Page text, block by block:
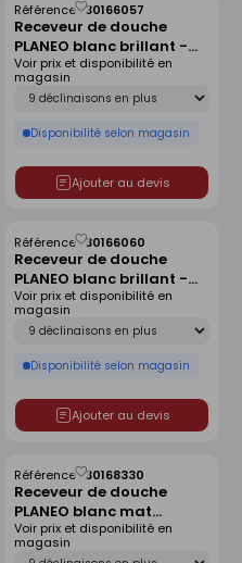
Receveur de douche
PLANEO blanc brillant -
90 x 90 cm
Référence :30166057
Déclinaison
Disponibilité selon magasin
Voir prix et disponibilité en
magasin
Ajouter au devis
Enregistrer
comme
liste
Receveur de douche
PLANEO blanc brillant -
140 x 80 cm
Référence :30166060
Déclinaison
Disponibilité selon magasin
Voir prix et disponibilité en
magasin
Ajouter au devis
Enregistrer
comme
liste
Receveur de douche
PLANEO blanc mat
antidérapant - 120 x 80
cm
Référence :30168330
Déclinaison
Voir prix et disponibilité en
magasin
Enregistrer
comme
liste